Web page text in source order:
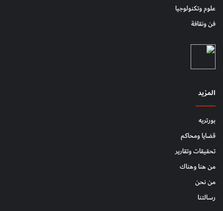
علوم وتكنولوجيا
فن وثقافة
المزيد
بورتريه
قضايا ومحاكم
تحقيقات وتقارير
من هنا وهناك
من نحن
رسالتنا